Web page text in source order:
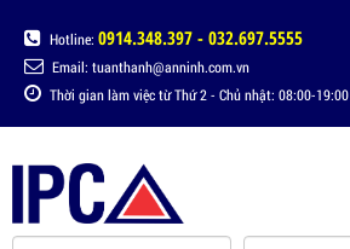
Hotline: 0914.348.397 - 032.697.5555
Email: tuanthanh@anninh.com.vn
Thời gian làm việc từ Thứ 2 - Chủ nhật: 08:00-19:00